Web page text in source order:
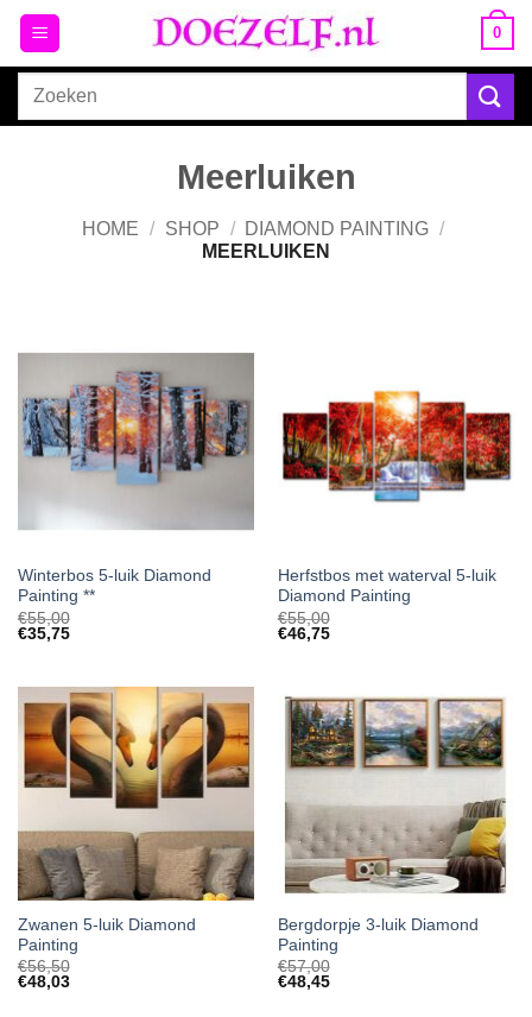
Ga
naar
inhoud
0
Zoeken
Meerluiken
HOME / SHOP / DIAMOND PAINTING /
MEERLUIKEN
Winterbos 5-luik Diamond
Painting **
€55,00
€35,75
Herfstbos met waterval 5-luik
Diamond Painting
€55,00
€46,75
Zwanen 5-luik Diamond
Painting
€56,50
€48,03
Bergdorpje 3-luik Diamond
Painting
€57,00
€48,45